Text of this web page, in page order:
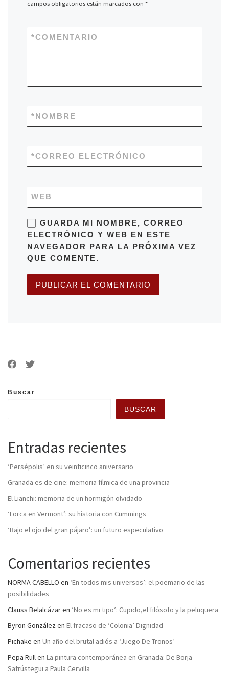
campos obligatorios están marcados con *
COMENTARIO
*
NOMBRE
*
CORREO ELECTRÓNICO
*
WEB
GUARDA MI NOMBRE, CORREO
ELECTRÓNICO Y WEB EN ESTE
NAVEGADOR PARA LA PRÓXIMA VEZ
QUE COMENTE.
Buscar
BUSCAR
Entradas recientes
‘Persépolis’ en su veinticinco aniversario
Granada es de cine: memoria fílmica de una provincia
El Lianchi: memoria de un hormigón olvidado
‘Lorca en Vermont’: su historia con Cummings
‘Bajo el ojo del gran pájaro’: un futuro especulativo
Comentarios recientes
NORMA CABELLO en ‘En todos mis universos’: el poemario de las
posibilidades
Clauss Belalcázaren ‘No es mi tipo’: Cupido,el filósofo y la peluquera
Byron González en El fracaso de ‘Colonia’ Dignidad
Pichake en Un año del brutal adiós a ‘Juego De Tronos’
Pepa Rullen La pintura contemporánea en Granada: De Borja
Satrústegui a Paula Cervilla